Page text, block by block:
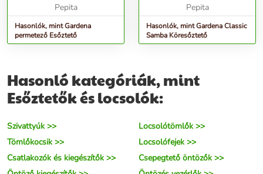
Pepita
Hasonlók, mint Gardena
permetező Esőztető
Pepita
Hasonlók, mint Gardena Classic
Samba Köresőztető
Hasonló kategóriák, mint
Esőztetők és locsolók:
Szivattyúk >>
Locsolótömlők >>
Tömlőkocsik >>
Locsolófejek >>
Csatlakozók és kiegészítők >>
Csepegtető öntözők >>